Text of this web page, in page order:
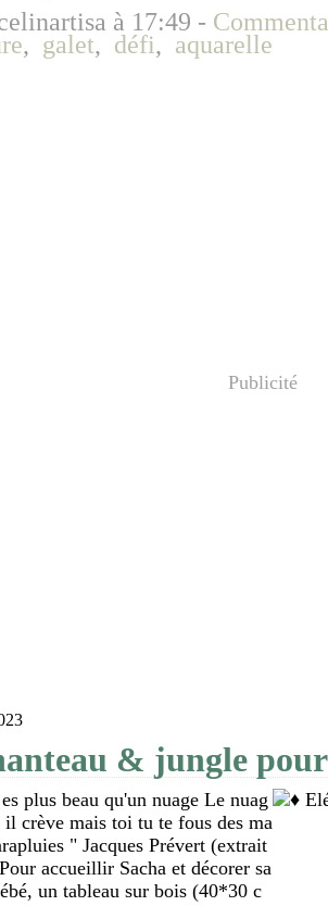
à 17:49 -
, galet, défi, aquarelle
Publicité
& jungle pour
plus beau qu'un nuage Le nuag
il crève mais toi tu te fous des ma
" Jacques Prévert (extrait
accueillir Sacha et décorer sa
un tableau sur bois (40*30 c